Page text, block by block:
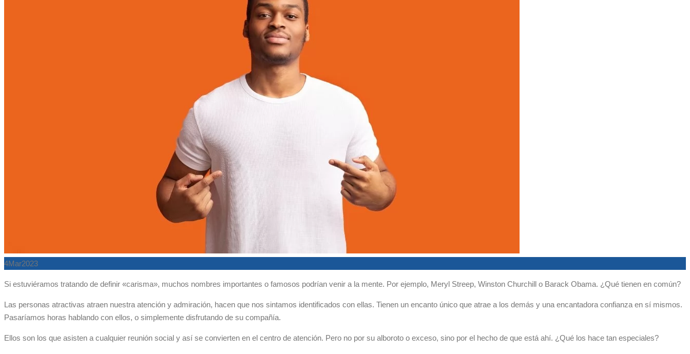
4Mar2023
Si estuviéramos tratando de definir «carisma», muchos nombres importantes o famosos podrían venir a la mente. Por ejemplo, Meryl Streep, Winston Churchill o Barack Obama. ¿Qué tienen en común?
Las personas atractivas atraen nuestra atención y admiración, hacen que nos sintamos identificados con ellas. Tienen un encanto único que atrae a los demás y una encantadora confianza en sí mismos.
Pasaríamos horas hablando con ellos, o simplemente disfrutando de su compañía.
Ellos son los que asisten a cualquier reunión social y así se convierten en el centro de atención. Pero no por su alboroto o exceso, sino por el hecho de que está ahí. ¿Qué los hace tan especiales?